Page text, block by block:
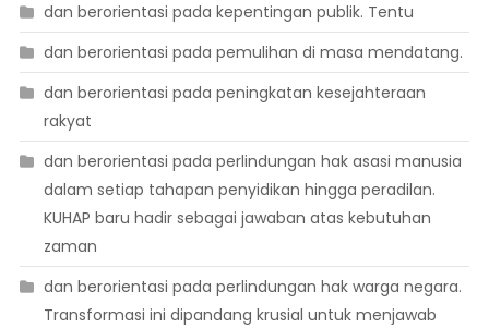
dan berorientasi pada kepentingan publik. Tentu
dan berorientasi pada pemulihan di masa mendatang.
dan berorientasi pada peningkatan kesejahteraan
rakyat
dan berorientasi pada perlindungan hak asasi manusia
dalam setiap tahapan penyidikan hingga peradilan.
KUHAP baru hadir sebagai jawaban atas kebutuhan
zaman
dan berorientasi pada perlindungan hak warga negara.
Transformasi ini dipandang krusial untuk menjawab